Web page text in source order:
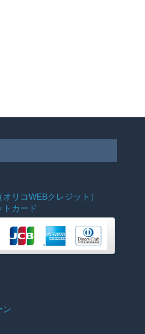
（オリコWEBクレジット）
トカード
ン